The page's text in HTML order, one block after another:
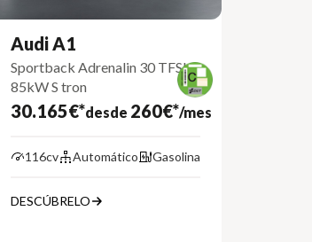
Audi A1
Sportback Adrenalin 30 TFSI
85kW S tron
30.165€*desde 260€*/mes
116cv Automático Gasolina
DESCÚBRELO